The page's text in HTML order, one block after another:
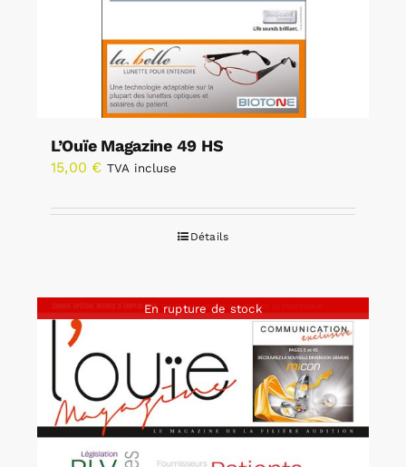
L’Ouïe Magazine 49 HS
15,00 € TVA incluse
Détails
En rupture de stock